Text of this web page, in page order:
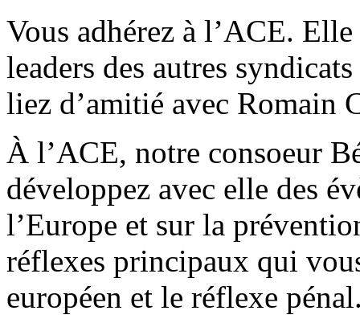
Vous adhérez à l’ACE.
leaders des autres
liez d’amitié avec Romain
À l’ACE, notre consoeur
développez avec elle des
l’Europe et sur la
réflexes principaux qui
européen et le réflexe